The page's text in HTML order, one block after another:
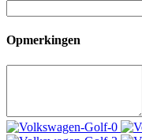
Opmerkingen